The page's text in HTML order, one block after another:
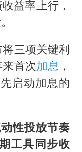
“准2万亿”之城点名支持三所大学
育强国建设
益率上行，
三项关键利
首次加息 ，
启动加息的
性投放节奏
工具同步收